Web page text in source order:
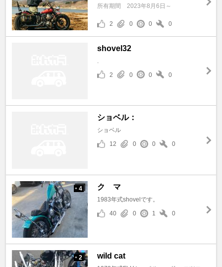
所有期間 2023年8月6日～
2 0 0 0
shovel32
2
0 0 0
ショベル：
ショベル
12
0 0 0
+ 4 ク マ
1983年式shovelです。
40
0 1 0
+ 2 wild cat